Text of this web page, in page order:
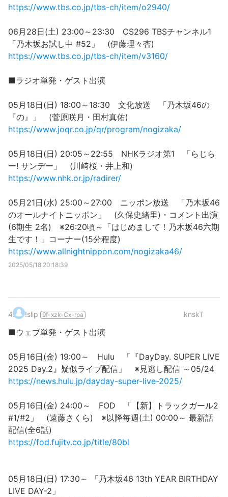
https://www.tbs.co.jp/tbs-ch/item/o2940/
06月28日(土) 23:00～23:30 CS296 TBSチャンネル1
「乃木坂お試し中 #52」 (伊藤理々杏)
https://www.tbs.co.jp/tbs-ch/item/v3160/
■ラジオ単発・ゲスト出演
05月18日(日) 18:00～18:30 文化放送 「乃木坂46の
『の』」 (菅原咲月・田村真佑)
https://www.joqr.co.jp/qr/program/nogizaka/
05月18日(日) 20:05～22:55 NHKラジオ第1 「らじら
ー! サンデー」 (川﨑桜・井上和)
https://www.nhk.or.jp/radirer/
05月21日(水) 25:00～27:00 ニッポン放送 「乃木坂46
のオールナイトニッポン」 (久保史緒里)・コメント出演
(6期生 2名) ※26:20頃～「はじめまして！乃木坂46六期
生です！」コーナー(15分程度)
https://www.allnightnippon.com/nogizaka46/
2025/05/18 20:18:39
4. !slip 9f-xzk-Cx-rpa knskT
■ウェブ単発・ゲスト出演
05月16日(金) 19:00～ Hulu 「『DayDay. SUPER LIVE
2025 Day.2』疑似ライブ配信」 ※見逃し配信 ～05/24
https://news.hulu.jp/dayday-super-live-2025/
05月16日(金) 24:00～ FOD 「【新】トラックガール2
#1/#2」 (遠藤さくら) ※以降毎週(土) 00:00～ 最新話
配信(全6話)
https://fod.fujitv.co.jp/title/80bl
05月18日(日) 17:30～ 「乃木坂46 13th YEAR BIRTHDAY
LIVE DAY-2」